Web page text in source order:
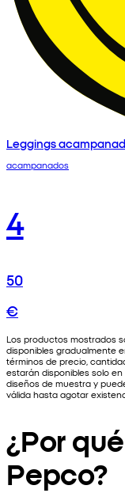
Leggings
acampanados
4
50
€
Los productos mostrados
disponibles gradualmente
términos de precio,
estarán disponibles solo
diseños de muestra y
válida hasta agotar
¿Por
Pepco?